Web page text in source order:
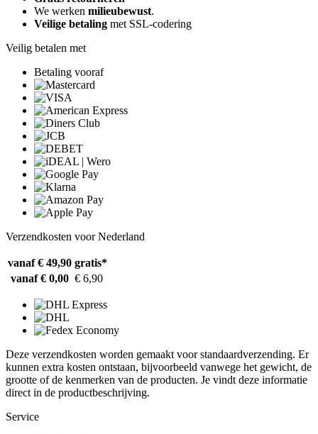
We werken milieubewust.
Veilige betaling met SSL-codering
Veilig betalen met
Betaling vooraf
Verzendkosten voor Nederland
vanaf € 49,90 gratis*
vanaf € 0,00 € 6,90
Deze verzendkosten worden gemaakt voor standaardverzending. Er
kunnen extra kosten ontstaan, bijvoorbeeld vanwege het gewicht, de
grootte of de kenmerken van de producten. Je vindt deze informatie
direct in de productbeschrijving.
Service